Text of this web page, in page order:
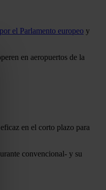
el Parlamento europeo y
en aeropuertos de la
en el corto plazo para
convencional- y su